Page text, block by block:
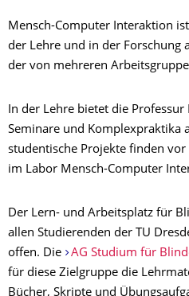
Mensch-Computer Interaktion
der Lehre und in der Forschung
der von mehreren
In der Lehre bietet die Professur
Seminare und Komplexpraktika
studentische Projekte finden
im Labor Mensch-Computer
Der Lern- und Arbeitsplatz für
allen Studierenden der TU
offen. Die
AG Studium für
für diese Zielgruppe die
Bücher, Skripte und